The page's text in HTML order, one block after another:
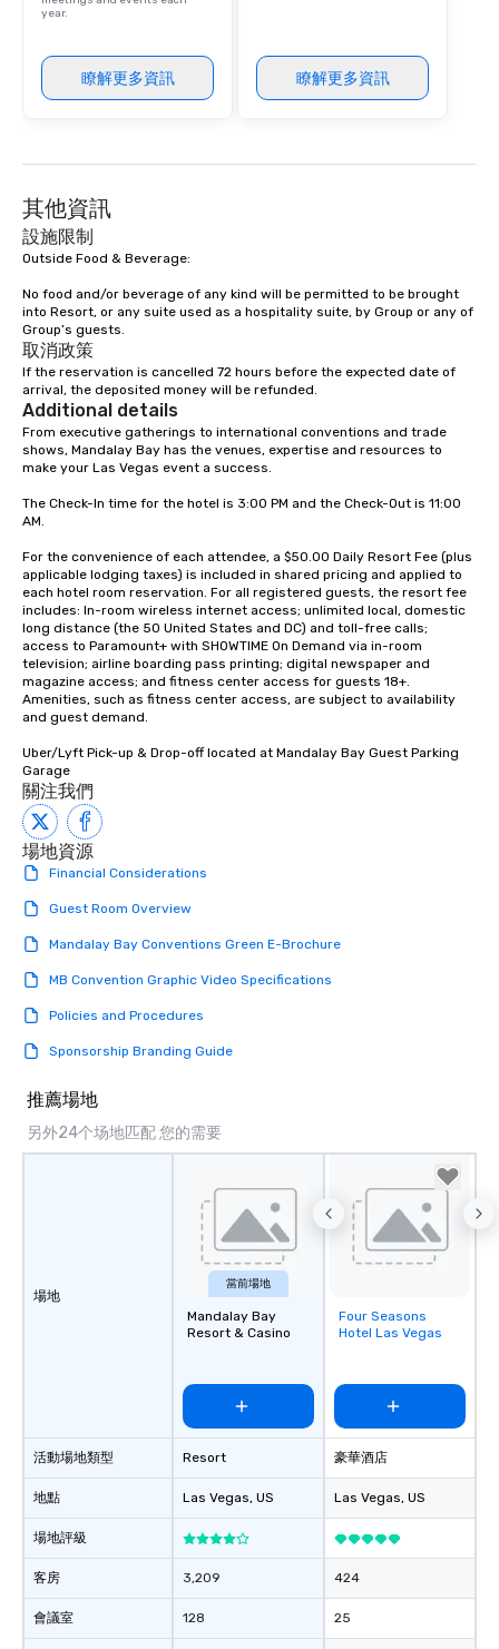
year.
瞭解更多資訊 瞭解更多資訊
其他資訊
設施限制
Outside Food & Beverage:
No food and/or beverage of any kind will be permitted to be brought
into Resort, or any suite used as a hospitality suite, by Group or any of
Group’s guests.
取消政策
If the reservation is cancelled 72 hours before the expected date of
arrival, the deposited money will be refunded.
Additional details
From executive gatherings to international conventions and trade
shows, Mandalay Bay has the venues, expertise and resources to
make your Las Vegas event a success.
The Check-In time for the hotel is 3:00 PM and the Check-Out is 11:00
AM.
For the convenience of each attendee, a $50.00 Daily Resort Fee (plus
applicable lodging taxes) is included in shared pricing and applied to
each hotel room reservation. For all registered guests, the resort fee
includes: In-room wireless internet access; unlimited local, domestic
long distance (the 50 United States and DC) and toll-free calls;
access to Paramount+ with SHOWTIME On Demand via in-room
television; airline boarding pass printing; digital newspaper and
magazine access; and fitness center access for guests 18+.
Amenities, such as fitness center access, are subject to availability
and guest demand.
Uber/Lyft Pick-up & Drop-off located at Mandalay Bay Guest Parking
Garage
關注我們
場地資源
Financial Considerations
Guest Room Overview
Mandalay Bay Conventions Green E-Brochure
MB Convention Graphic Video Specifications
Policies and Procedures
Sponsorship Branding Guide
推薦場地
另外24个场地匹配 您的需要
場地
活動場地類型
地點
場地評級
客房
會議室
當前場地
Mandalay Bay
Resort & Casino
Resort
Las Vegas, US
3,209
128
Removed from
favorites
Four Seasons
Hotel Las Vegas
豪華酒店
Las Vegas, US
424
25